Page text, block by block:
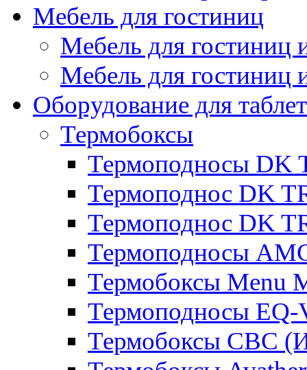
Мебель для гостиниц
Мебель для
Мебель для гостиниц
Оборудование для
Термобоксы
Термоподносы DK
Термоподнос DK
Термоподнос DK
Термоподносы
Термобоксы Menu
Термоподносы EQ-
Термобоксы CBC